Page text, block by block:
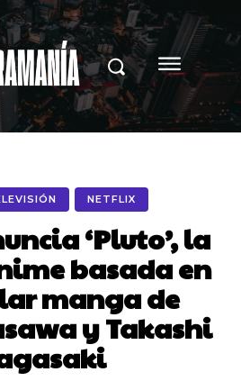
NETFLIX
‘Pluto’, la
basada en
manga de
y Takashi